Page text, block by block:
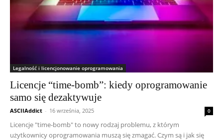
Legalność i licencjonowanie oprogramowania
Licencje “time-bomb”: kiedy oprogramowanie
samo się dezaktywuje
ASCIIAddict - 16 września, 2025 0
Licencje "time-bomb" to nowy rodzaj problemu, z którym
użytkownicy oprogramowania muszą się zmagać. Czym są i jak się